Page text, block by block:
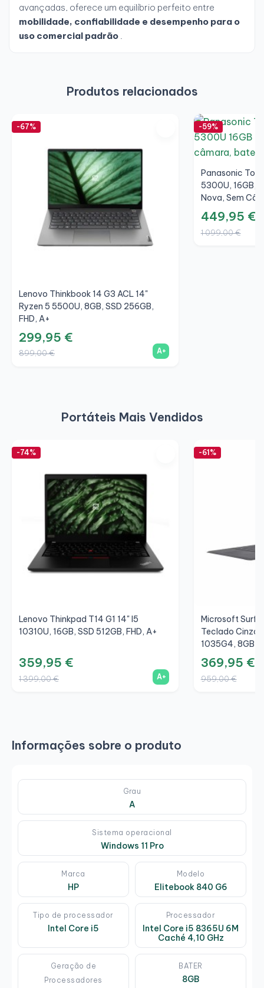
avançadas, oferece um equilíbrio perfeito entre
mobilidade, confiabilidade e desempenho para o
uso comercial padrão .
Produtos relacionados
-67%
Lenovo Thinkbook 14 G3 ACL 14"
Ryzen 5 5500U, 8GB, SSD 256GB,
FHD, A+
299,95 €
899,00 € A+
-59%
Panasonic
5300U, 16GB,
Nova, Sem
449,95 €
1 099,00 €
Portáteis Mais Vendidos
-74%
Lenovo Thinkpad T14 G1 14" I5
10310U, 16GB, SSD 512GB, FHD, A+
359,95 €
1 399,00 € A+
-61%
Microsoft
Teclado Cinza/
1035G4, 8GB,
369,95 €
959,00 €
Informações sobre o produto
Grau
A
Sistema operacional
Windows 11 Pro
Marca
HP
Modelo
Elitebook 840 G6
Tipo de processador
Intel Core i5
Processador
Intel Core i5 8365U 6M
Caché 4,10 GHz
Geração de
Processadores
BATER
8GB